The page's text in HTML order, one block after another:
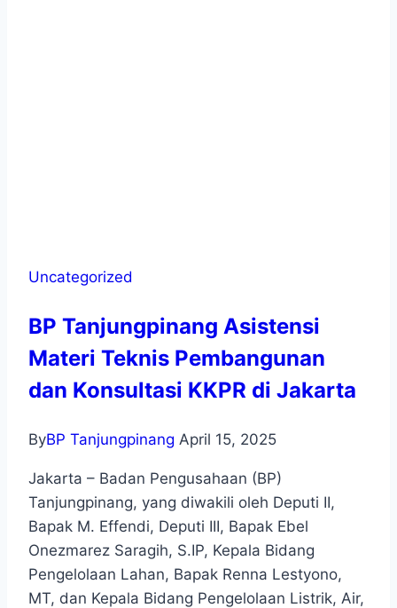
Uncategorized
BP Tanjungpinang Asistensi
Materi Teknis Pembangunan
dan Konsultasi KKPR di Jakarta
ByBP Tanjungpinang April 15, 2025
Jakarta – Badan Pengusahaan (BP)
Tanjungpinang, yang diwakili oleh Deputi II,
Bapak M. Effendi, Deputi III, Bapak Ebel
Onezmarez Saragih, S.IP, Kepala Bidang
Pengelolaan Lahan, Bapak Renna Lestyono,
MT, dan Kepala Bidang Pengelolaan Listrik, Air,